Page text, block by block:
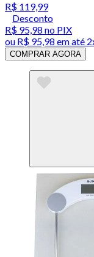
R$ 119,99
Desconto
R$ 95,98 no PIX
ou R$ 95,98 em até
COMPRAR AGORA